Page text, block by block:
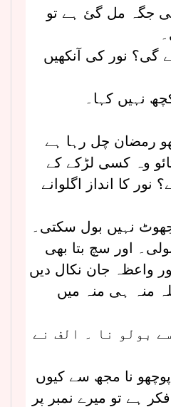
جگہ مل گئ ہے تو
گی؟ نور کی آنکھیں
نہیں کہا۔
رمضان چل رہا ہے
وہ کسی لڑکے کے
کا انداز اگلوانے
نہیں بول سکتی۔
اور سچ بتا بھی
واعظہ جان نکال دیں
منہ ہی منہ میں
بولو نا ۔ الف نے
نا مجھ سے کیوں
ہے تو میرے نمبر پر